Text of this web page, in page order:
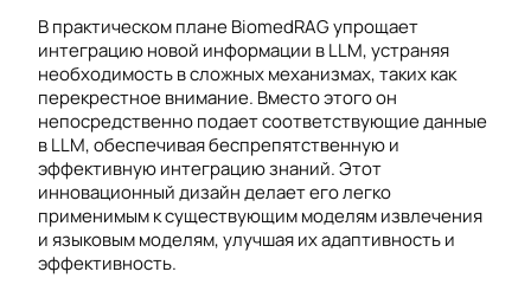
В практическом плане BiomedRAG упрощает
интеграцию новой информации в LLM, устраняя
необходимость в сложных механизмах, таких как
перекрестное внимание. Вместо этого он
непосредственно подает соответствующие данные
в LLM, обеспечивая беспрепятственную и
эффективную интеграцию знаний. Этот
инновационный дизайн делает его легко
применимым к существующим моделям извлечения
и языковым моделям, улучшая их адаптивность и
эффективность.